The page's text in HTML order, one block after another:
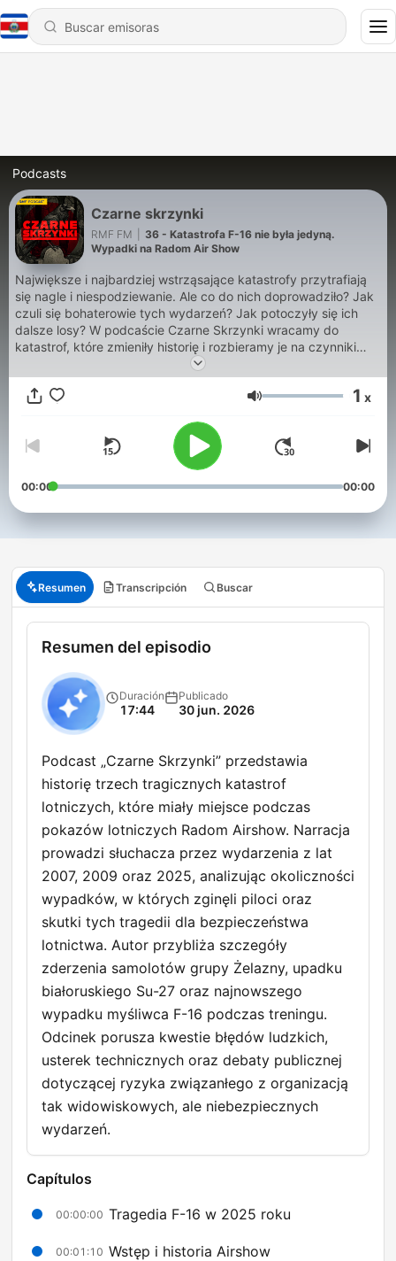
Podcasts
Czarne skrzynki
RMF FM
36 - Katastrofa F-16 nie była jedyną.
Wypadki na Radom Air Show
Największe i najbardziej wstrząsające katastrofy przytrafiają
się nagle i niespodziewanie. Ale co do nich doprowadziło? Jak
czuli się bohaterowie tych wydarzeń? Jak potoczyły się ich
dalsze losy? W podcaście Czarne Skrzynki wracamy do
katastrof, które zmieniły historię i rozbieramy je na czynniki
Katastrof" wyprodukowanego przez Bauer Media.
Volumen 1 x
00:00 00:00
Resumen Transcripción Buscar
Resumen del episodio
Duración
17:44
Publicado
30 jun. 2026
Podcast „Czarne Skrzynki” przedstawia
historię trzech tragicznych katastrof
lotniczych, które miały miejsce podczas
pokazów lotniczych Radom Airshow. Narracja
prowadzi słuchacza przez wydarzenia z lat
2007, 2009 oraz 2025, analizując okoliczności
wypadków, w których zginęli piloci oraz
skutki tych tragedii dla bezpieczeństwa
lotnictwa. Autor przybliża szczegóły
zderzenia samolotów grupy Żelazny, upadku
białoruskiego Su-27 oraz najnowszego
wypadku myśliwca F-16 podczas treningu.
Odcinek porusza kwestie błędów ludzkich,
usterek technicznych oraz debaty publicznej
dotyczącej ryzyka związanłego z organizacją
tak widowiskowych, ale niebezpiecznych
wydarzeń.
Capítulos
00:00:00 Tragedia F-16 w 2025 roku
00:01:10 Wstęp i historia Airshow